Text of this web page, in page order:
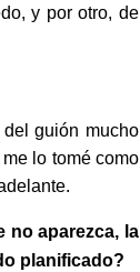
y por otro, de
guión mucho
lo tomé como
no aparezca, la
planificado?